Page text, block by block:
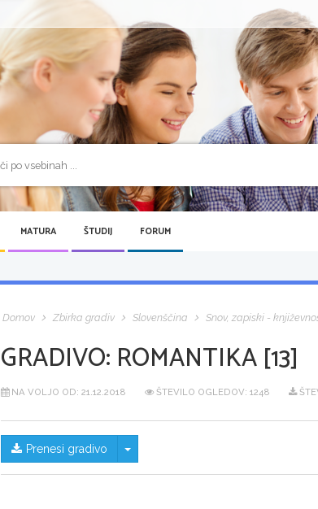
MATURA ŠTUDIJ FORUM
Domov Zbirka gradiv Slovenščina Snov, zapiski -
GRADIVO: ROMANTIKA [13]
NA VOLJO OD: 21.12.2018 ŠTEVILO OGLEDOV: 1248
Prenesi gradivo Skrij/prikaži meni